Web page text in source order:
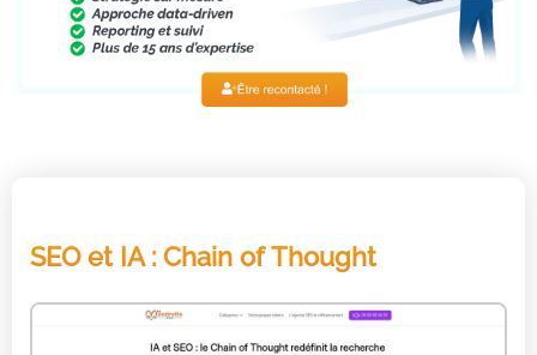
SEO et IA : Chain of Thought